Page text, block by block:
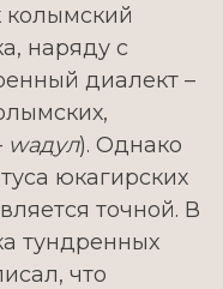
колымский
наряду с
диалект –
wадул). Однако
юкагирских
точной. В
тундренных
что